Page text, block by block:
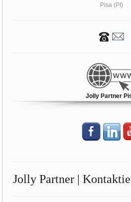
Pisa (PI)
Jolly Partner
Jolly Partner |